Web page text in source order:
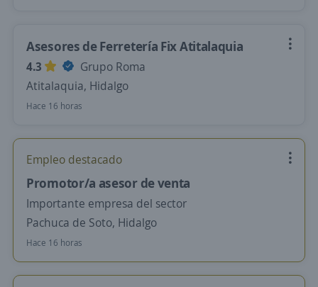
Asesores de Ferretería Fix Atitalaquia
4.3
Grupo Roma
Atitalaquia, Hidalgo
Hace 16 horas
Empleo destacado
Promotor/a asesor de venta
Importante empresa del sector
Pachuca de Soto, Hidalgo
Hace 16 horas